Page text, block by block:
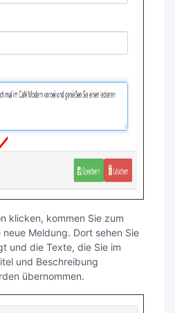
klicken, kommen Sie zum
Meldung. Dort sehen Sie
und die Texte, die Sie im
und Beschreibung
übernommen.